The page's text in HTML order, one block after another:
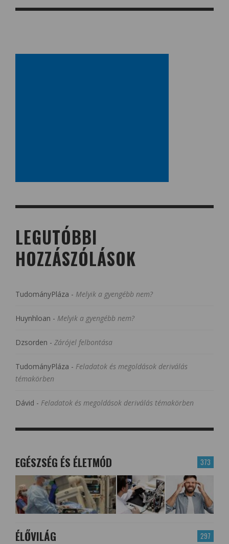
LEGUTÓBBI
HOZZÁSZÓLÁSOK
TudományPláza - Melyik a gyengébb nem?
Huynhloan - Melyik a gyengébb nem?
Dzsorden - Zárójel felbontása
TudományPláza - Feladatok és megoldások deriválás
témakörben
Dávid - Feladatok és megoldások deriválás témakörben
373
EGÉSZSÉG ÉS ÉLETMÓD
297
ÉLŐVILÁG